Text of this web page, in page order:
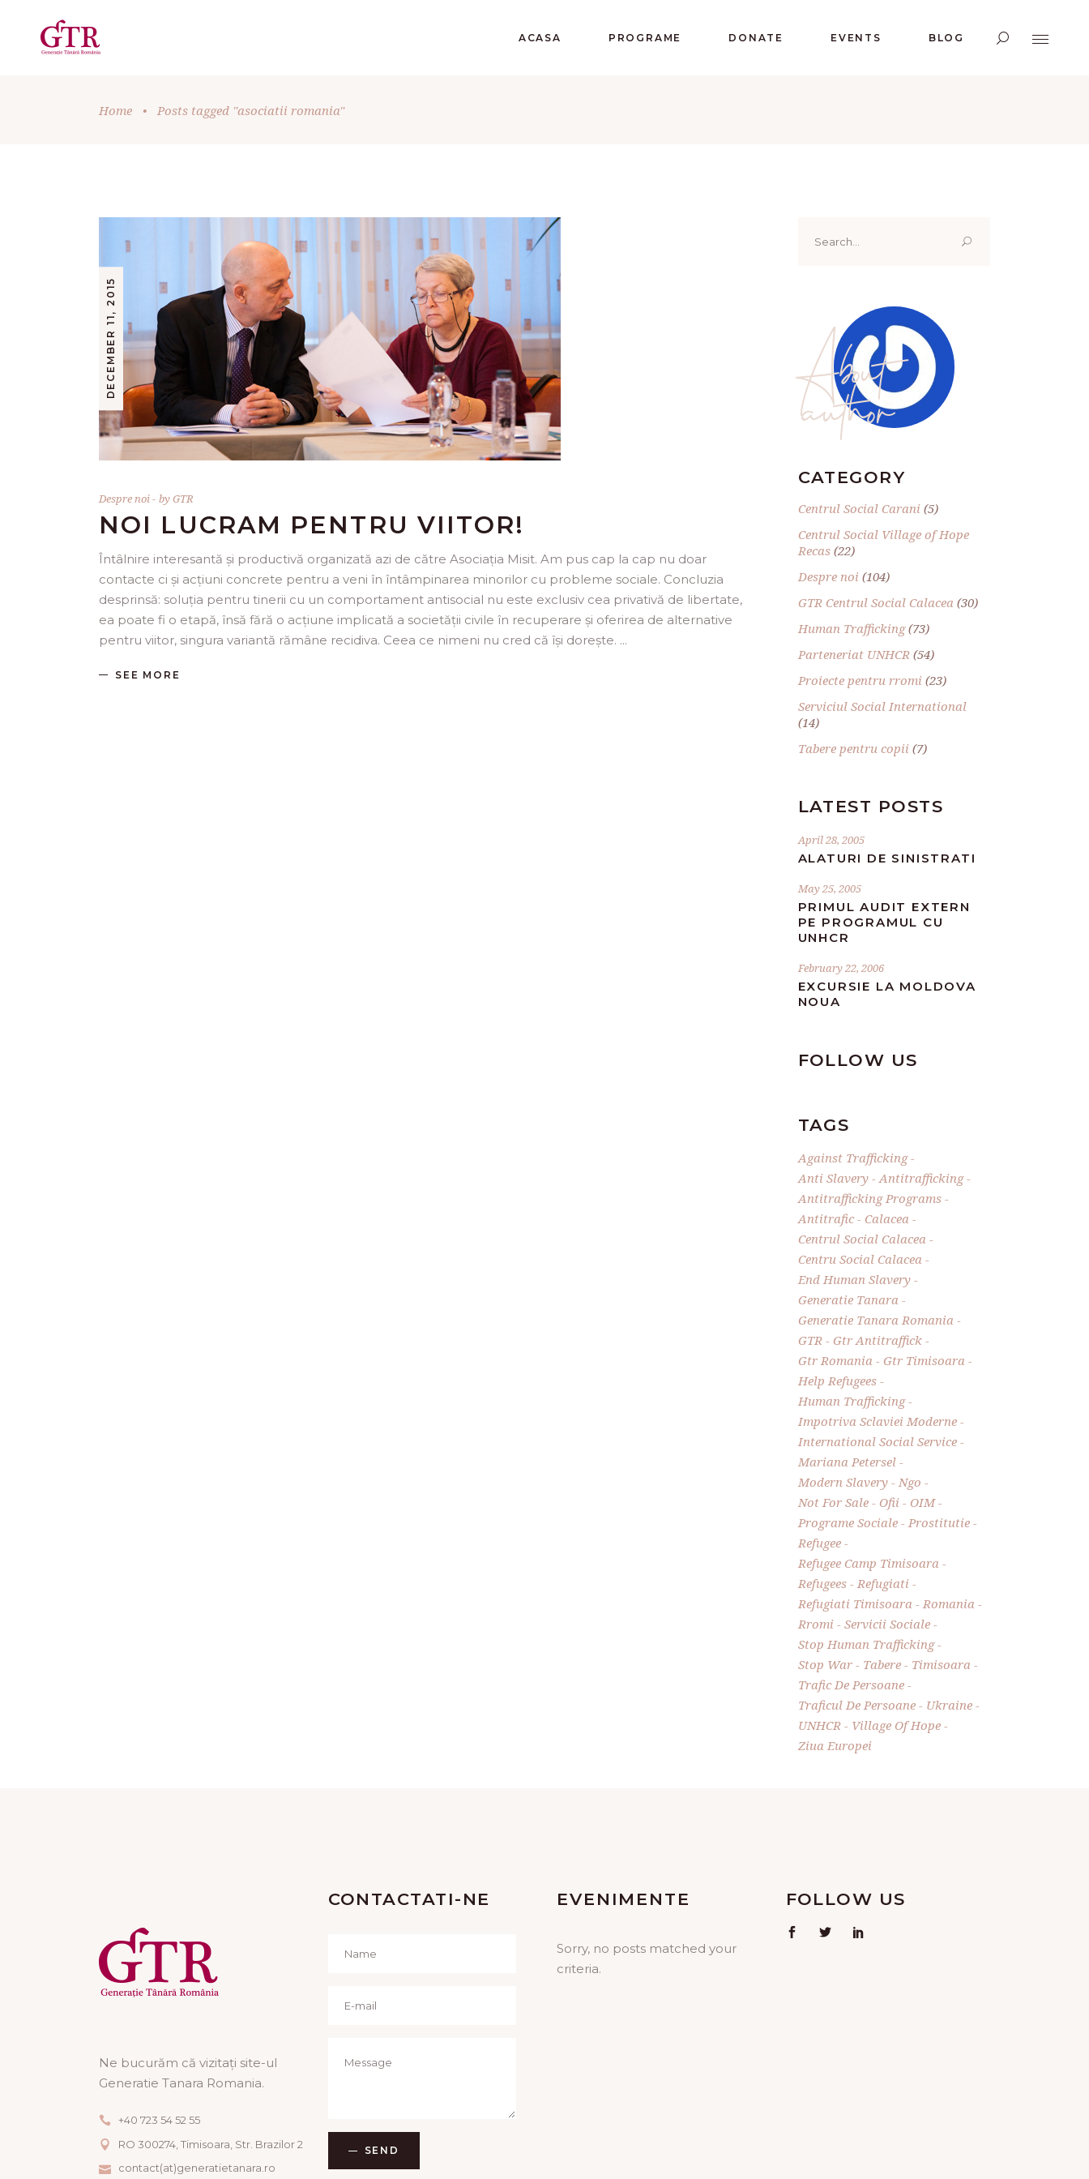
ACASA PROGRAME DONATE EVENTS BLOG
Home • Posts tagged "asociatii romania"
DECEMBER 11, 2015
Despre noi byGTR
NOI LUCRAM PENTRU VIITOR!
Întâlnire interesantă și productivă organizată azi de către Asociația Misit. Am pus cap la cap nu doar
contacte ci și acțiuni concrete pentru a veni în întâmpinarea minorilor cu probleme sociale. Concluzia
desprinsă: soluția pentru tinerii cu un comportament antisocial nu este exclusiv cea privativă de libertate,
ea poate fi o etapă, însă fără o acțiune implicată a societății civile în recuperare și oferirea de alternative
pentru viitor, singura variantă rămâne recidiva. Ceea ce nimeni nu cred că își dorește.
SEE MORE
for:
About
author
CATEGORY
Centrul Social Carani (5)
Centrul Social Village of Hope
Recas(22)
Despre noi (104)
GTR Centrul Social Calacea (30)
Human Trafficking(73)
Parteneriat UNHCR(54)
Proiecte pentru rromi (23)
Serviciul Social International
(14)
Tabere pentru copii (7)
LATEST POSTS
April 28, 2005
ALATURI DE SINISTRATI
May 25, 2005
PRIMUL AUDIT EXTERN
PE PROGRAMUL CU
UNHCR
February 22, 2006
EXCURSIE LA MOLDOVA
NOUA
FOLLOW US
TAGS
Against Trafficking
Anti Slavery
Antitrafficking
Antitrafficking Programs
Antitrafic
Calacea
Centrul Social Calacea
Centru Social Calacea
End Human Slavery
Generatie Tanara
Generatie Tanara Romania
GTR
Gtr Antitraffick
Gtr Romania
Gtr Timisoara
Help Refugees
Human Trafficking
Impotriva Sclaviei Moderne
International Social Service
Mariana Petersel
Modern Slavery
Ngo
Not For Sale
Ofii
OIM
Programe Sociale
Prostitutie
Refugee
Refugee Camp Timisoara
Refugees
Refugiati
Refugiati Timisoara
Romania
Rromi
Servicii Sociale
Stop Human Trafficking
Stop War
Tabere
Timisoara
Trafic De Persoane
Traficul De Persoane
Ukraine
UNHCR
Village Of Hope
Ziua Europei
Ne bucurăm că vizitați site-ul
Generatie Tanara Romania.
+40 723 54 52 55
RO 300274, Timisoara, Str. Brazilor 2
contact(at)generatietanara.ro
CONTACTATI-NE
SEND
EVENIMENTE
Sorry, no posts matched your
criteria.
FOLLOW US